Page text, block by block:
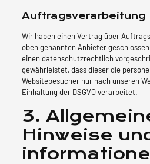
Auftragsverarbeitung
Wir haben einen Vertrag über
oben genannten Anbieter
einen datenschutzrechtlich
gewährleistet, dass dieser die
Websitebesucher nur nach unseren
Einhaltung der DSGVO verarbeitet.
3.
Hinweise